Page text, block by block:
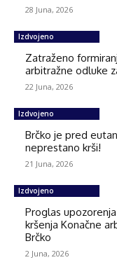
28 Juna, 2026
Izdvojeno
Zatraženo
arbitražne odluke
22 Juna, 2026
Izdvojeno
Brčko je pred
neprestano krši!
21 Juna, 2026
Izdvojeno
Proglas
kršenja Konačne
Brčko
2 Juna, 2026